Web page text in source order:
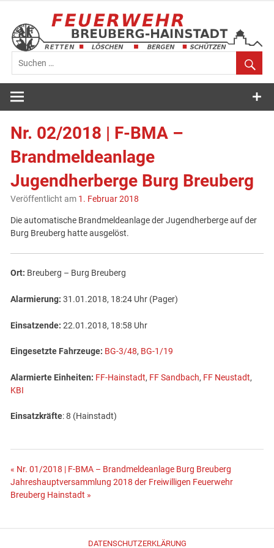
springen
Feuerwehr
Breuberg-
Hainstadt
Nr. 02/2018 | F-BMA –
Brandmeldeanlage
Jugendherberge Burg Breuberg
Veröffentlicht am 1. Februar 2018
Die automatische Brandmeldeanlage der Jugendherberge auf der
Burg Breuberg hatte ausgelöst.
Ort: Breuberg – Burg Breuberg
Alarmierung: 31.01.2018, 18:24 Uhr (Pager)
Einsatzende: 22.01.2018, 18:58 Uhr
Eingesetzte Fahrzeuge: BG-3/48, BG-1/19
Alarmierte Einheiten: FF-Hainstadt, FF Sandbach, FF Neustadt,
KBI
Einsatzkräfte: 8 (Hainstadt)
Beitragsnavigation
« Nr. 01/2018 | F-BMA – Brandmeldeanlage Burg Breuberg
Jahreshauptversammlung 2018 der Freiwilligen Feuerwehr
Breuberg Hainstadt »
DATENSCHUTZERKLÄRUNG